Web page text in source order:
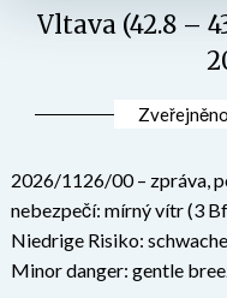
Vltava (42.8 –
2026/1126/00 – zpráva,
nebezpečí: mírný vítr (3
Niedrige Risiko:
Minor danger: gentle